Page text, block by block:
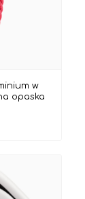
w
opaska